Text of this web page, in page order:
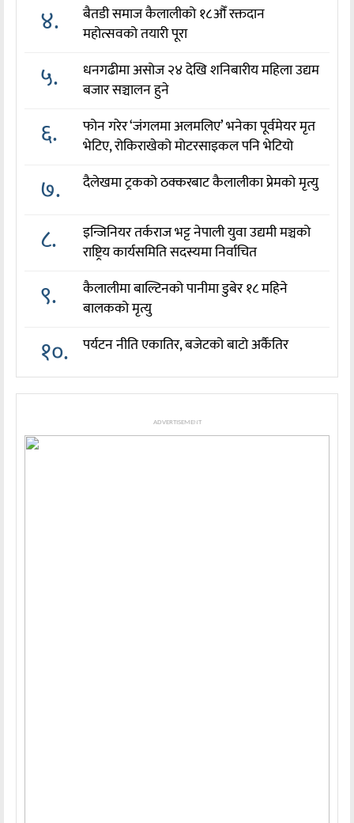
४.
बैतडी समाज कैलालीको १८औँ रक्तदान
महोत्सवको तयारी पूरा
५.
धनगढीमा असोज २४ देखि शनिबारीय महिला उद्यम
बजार सञ्चालन हुने
६.
फोन गरेर ‘जंगलमा अलमलिए’ भनेका पूर्वमेयर मृत
भेटिए, रोकिराखेको मोटरसाइकल पनि भेटियो
७. दैलेखमा ट्रकको ठक्करबाट कैलालीका प्रेमको मृत्यु
८.
इन्जिनियर तर्कराज भट्ट नेपाली युवा उद्यमी मञ्चको
राष्ट्रिय कार्यसमिति सदस्यमा निर्वाचित
९.
कैलालीमा बाल्टिनको पानीमा डुबेर १८ महिने
बालकको मृत्यु
१०. पर्यटन नीति एकातिर, बजेटको बाटो अर्कैतिर
ADVERTISEMENT